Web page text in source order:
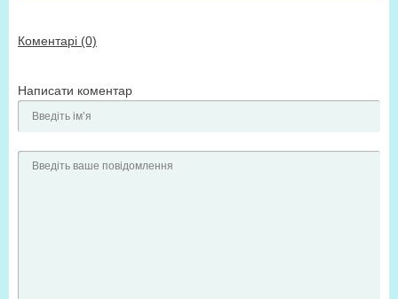
Коментарі (0)
Написати коментар